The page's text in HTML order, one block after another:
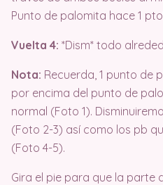
Punto de palomita hace 1
Vuelta 4: *Dism* todo
Nota: Recuerda, 1 punto de
por encima del punto de
normal (Foto 1).
(Foto 2-3) así como los pb
(Foto 4-5).
Gira el pie para que la parte